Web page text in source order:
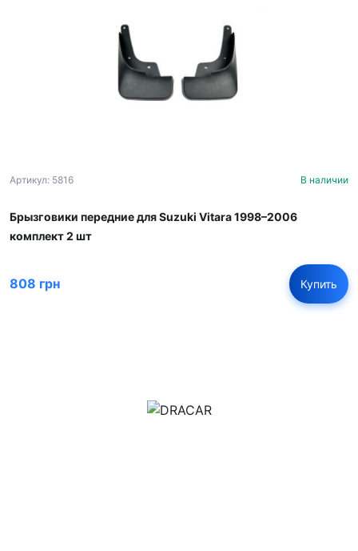
Артикул: 5816 В наличии
Брызговики передние для Suzuki Vitara 1998–2006
комплект 2 шт
808 грн Купить